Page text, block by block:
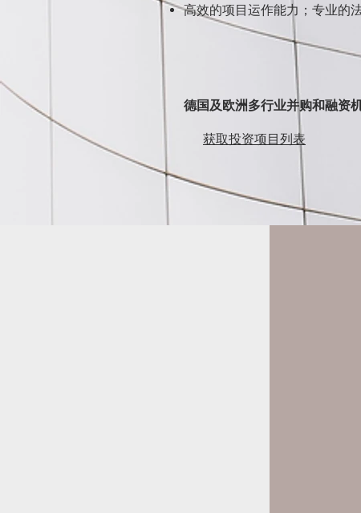
高效的项目运作能力；专业的
德国及欧洲多行业并购和融资
获取投资项目列表